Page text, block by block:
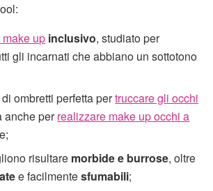
up inclusivo, studiato per
gli incarnati che abbiano un sottotono
ombretti perfetta pertruccare gli occhi
anche perrealizzare make up occhi a
risultare morbide e burrose, oltre
e facilmentesfumabili;